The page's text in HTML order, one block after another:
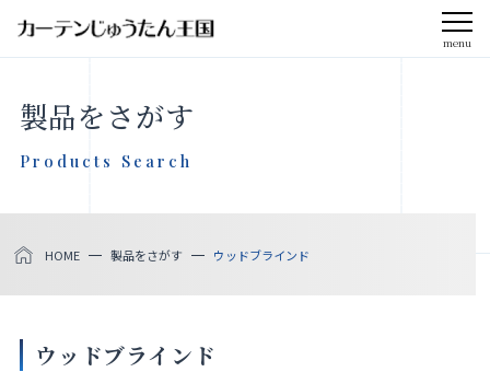
menu
会社案内
お知らせ
製品をさがす
Products Search
HOME 製品をさがす ウッドブラインド
ウッドブラインド